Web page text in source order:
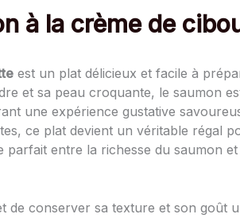
à la crème de
est un plat délicieux et facile à
et sa peau croquante, le saumon
une expérience gustative
ce plat devient un véritable régal
parfait entre la richesse du saumon
de conserver sa texture et son goût